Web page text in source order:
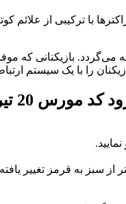
با ترکیبی از علائم
بازیکنانی که
را با یک سیستم
مورس 20 تیر